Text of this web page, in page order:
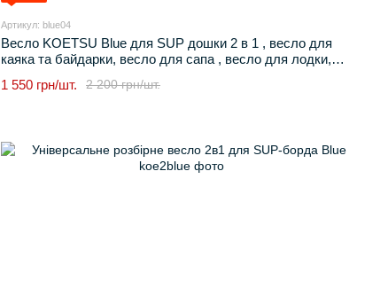
Артикул: blue04
Весло KOETSU Blue для SUP дошки 2 в 1 , весло для
каяка та байдарки, весло для сапа , весло для лодки,
2 200 грн/шт.
1 550 грн/шт.